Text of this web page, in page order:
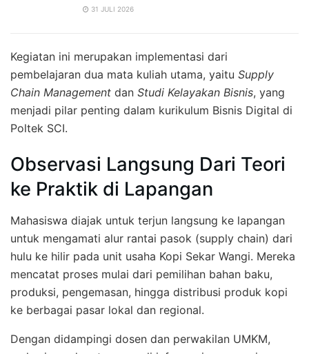
31 JULI 2026
Kegiatan ini merupakan implementasi dari
pembelajaran dua mata kuliah utama, yaitu Supply
Chain Management dan Studi Kelayakan Bisnis, yang
menjadi pilar penting dalam kurikulum Bisnis Digital di
Poltek SCI.
Observasi Langsung Dari Teori
ke Praktik di Lapangan
Mahasiswa diajak untuk terjun langsung ke lapangan
untuk mengamati alur rantai pasok (supply chain) dari
hulu ke hilir pada unit usaha Kopi Sekar Wangi. Mereka
mencatat proses mulai dari pemilihan bahan baku,
produksi, pengemasan, hingga distribusi produk kopi
ke berbagai pasar lokal dan regional.
Dengan didampingi dosen dan perwakilan UMKM,